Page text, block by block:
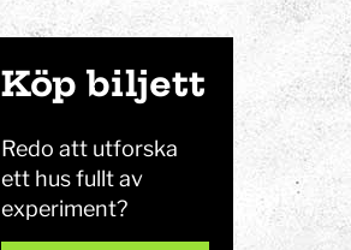
Köp biljett
Redo att utforska
ett hus fullt av
experiment?